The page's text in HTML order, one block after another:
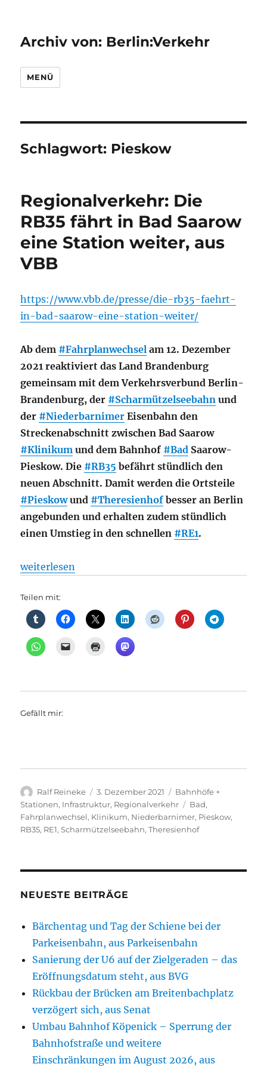
Archiv von: Berlin:Verkehr
MENÜ
Schlagwort: Pieskow
Regionalverkehr: Die
RB35 fährt in Bad Saarow
eine Station weiter, aus
VBB
https://www.vbb.de/presse/die-rb35-faehrt-
in-bad-saarow-eine-station-weiter/
Ab dem #Fahrplanwechsel am 12. Dezember
2021 reaktiviert das Land Brandenburg
gemeinsam mit dem Verkehrsverbund Berlin-
Brandenburg, der #Scharmützelseebahn und
der #Niederbarnimer Eisenbahn den
Streckenabschnitt zwischen Bad Saarow
#Klinikum und dem Bahnhof #Bad Saarow-
Pieskow. Die #RB35 befährt stündlich den
neuen Abschnitt. Damit werden die Ortsteile
#Pieskowund #Theresienhof besser an Berlin
angebunden und erhalten zudem stündlich
einen Umstieg in den schnellen #RE1.
„Regionalverkehr: Die RB35 fährt in Bad Saarow
weiterlesen
Teilen mit:
Gefällt mir:
Autor
Ralf Reineke
Veröffentlicht
am
3. Dezember 2021 Kategorien
Bahnhöfe +
Stationen, Infrastruktur, Regionalverkehr Schlagwörter
Bad,
Fahrplanwechsel, Klinikum, Niederbarnimer, Pieskow,
RB35, RE1,Scharmützelseebahn,Theresienhof
NEUESTE BEITRÄGE
Bärchentag und Tag der Schiene bei der
Parkeisenbahn, aus Parkeisenbahn
Sanierung der U6 auf der Zielgeraden – das
Eröffnungsdatum steht, aus BVG
Rückbau der Brücken am Breitenbachplatz
verzögert sich, aus Senat
Umbau Bahnhof Köpenick – Sperrung der
Bahnhofstraße und weitere
Einschränkungen im August 2026, aus